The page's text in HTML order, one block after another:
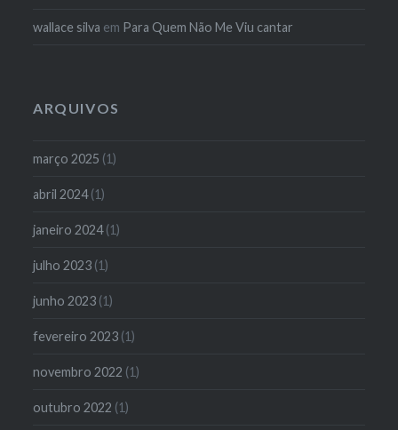
wallace silva em Para Quem Não Me Viu cantar
ARQUIVOS
março 2025 (1)
abril 2024(1)
janeiro 2024(1)
julho 2023 (1)
junho 2023 (1)
fevereiro 2023 (1)
novembro 2022 (1)
outubro 2022 (1)